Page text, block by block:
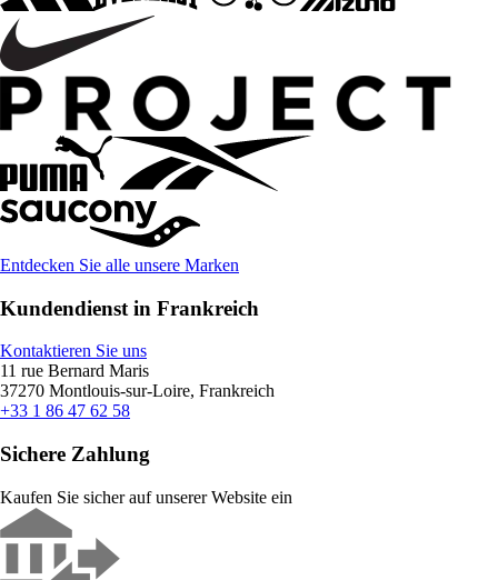
Entdecken Sie alle unsere Marken
Kundendienst in Frankreich
Kontaktieren Sie uns
11 rue Bernard Maris
37270 Montlouis-sur-Loire, Frankreich
+33 1 86 47 62 58
Sichere Zahlung
Kaufen Sie sicher auf unserer Website ein